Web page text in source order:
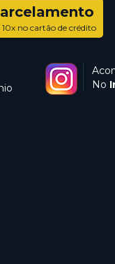
10x no cartão de crédito
No